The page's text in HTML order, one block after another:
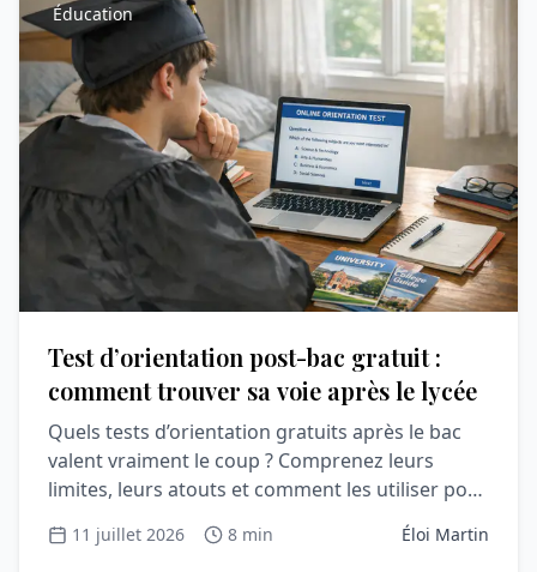
Éducation
Test d’orientation post-bac gratuit :
comment trouver sa voie après le lycée
Quels tests d’orientation gratuits après le bac
valent vraiment le coup ? Comprenez leurs
limites, leurs atouts et comment les utiliser pour
11 juillet 2026 8 min Éloi Martin